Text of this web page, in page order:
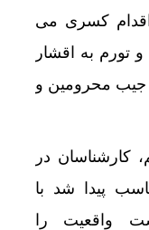
کسری می
تورم به اقشار
جیب محرومین و
کارشناسان در
پیدا شد با
واقعیت را